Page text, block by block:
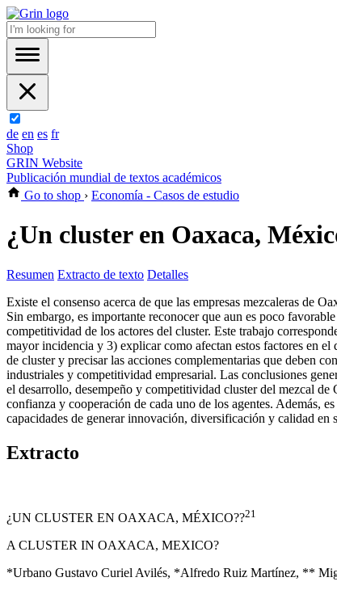
de en es fr
Shop
GRIN Website
Publicación mundial de textos académicos
Go to shop › Economía - Casos de estudio
¿Un cluster en Oaxaca,
Resumen Extracto de texto Detalles
Existe el consenso acerca de que las empresas mezcaleras de
Sin embargo, es importante reconocer que aun es poco
competitividad de los actores del cluster. Este trabajo
mayor incidencia y 3) explicar como afectan estos factores en
de cluster y precisar las acciones complementarias que deben
industriales y competitividad empresarial. Las conclusiones
el desarrollo, desempeño y competitividad cluster del mezcal
confianza y cooperación de cada uno de los agentes. Además,
capacidades de generar innovación, diversificación y calidad en
Extracto
¿UN CLUSTER EN OAXACA, MÉXICO??21
A CLUSTER IN OAXACA, MEXICO?
*Urbano Gustavo Curiel Avilés, *Alfredo Ruiz Martínez, **